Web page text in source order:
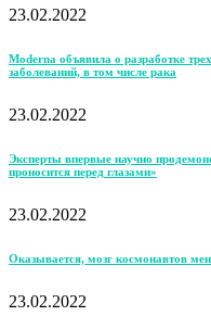
23.02.2022
Moderna объявила о разработке
заболеваний, в том числе рака
23.02.2022
Эксперты впервые научно
проносится перед глазами»
23.02.2022
Оказывается, мозг космонавтов
23.02.2022